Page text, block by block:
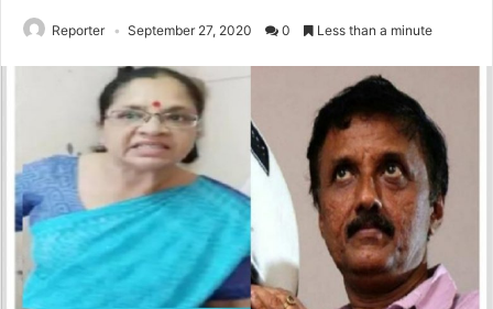
Reporter September 27, 2020 0 Less than a minute